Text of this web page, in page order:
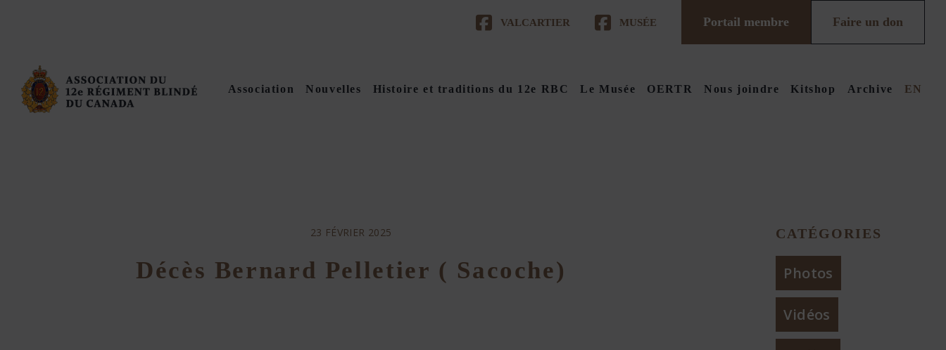
VALCARTIER MUSÉE Portail membre Faire un don
Association Nouvelles Histoire et traditions du 12e RBC Le Musée OERTR Nous joindre Kitshop Archive EN
23 FÉVRIER 2025
Décès Bernard Pelletier ( Sacoche)
CATÉGORIES
Photos
Vidéos